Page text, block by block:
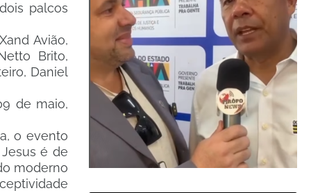
palcos
Avião,
Brito,
Daniel
de maio,
o evento
é de
moderno